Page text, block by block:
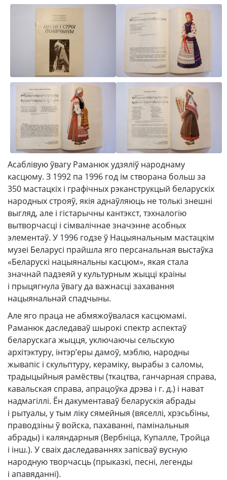
Асаблівую ўвагу Раманюк удзяліў народнаму
касцюму. З 1992 па 1996 год ім створана больш за
350 мастацкіх і графічных рэканструкцый беларускіх
народных строяў, якія аднаўляюць не толькі знешні
выгляд, але і гістарычны кантэкст, тэхналогію
вытворчасці і сімвалічнае значэнне асобных
элементаў. У 1996 годзе ў Нацыянальным мастацкім
музеі Беларусі прайшла яго персанальная выстаўка
«Беларускі нацыянальны касцюм», якая стала
значнай падзеяй у культурным жыцці краіны
і прыцягнула ўвагу да важнасці захавання
нацыянальнай спадчыны.
Але яго праца не абмяжоўвалася касцюмамі.
Раманюк даследаваў шырокі спектр аспектаў
беларускага жыцця, уключаючы сельскую
архітэктуру, інтэр’еры дамоў, мэблю, народны
жывапіс і скульптуру, кераміку, вырабы з саломы,
традыцыйныя рамёствы (ткацтва, ганчарная справа,
кавальская справа, апрацоўка дрэва і г. д.) і нават
надмагіллі. Ён дакументаваў беларускія абрады
і рытуалы, у тым ліку сямейныя (вяселлі, хрэсьбіны,
праводзіны ў войска, пахаванні, памінальныя
абрады) і каляндарныя (Вербніца, Купалле, Тройца
і інш.). У сваіх даследаваннях запісваў вусную
народную творчасць (прыказкі, песні, легенды
і апавяданні).